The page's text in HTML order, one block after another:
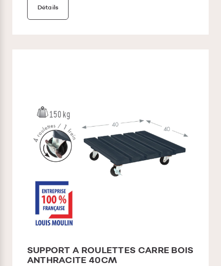
Détails
SUPPORT A ROULETTES CARRE BOIS
ANTHRACITE 40CM